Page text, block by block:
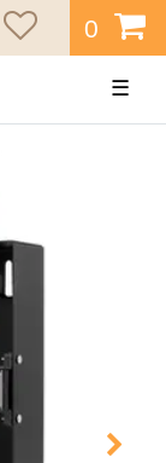
0
☰